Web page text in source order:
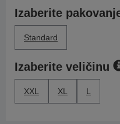
Izaberite
Standard
Izaberite veličinu
XXL XL L